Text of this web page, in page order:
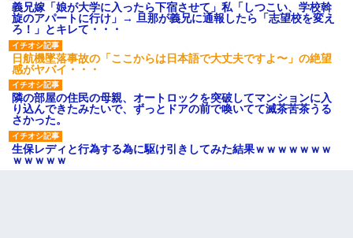
義兄嫁「娘が大学に入ったら下宿させて」私「しつこい、学校斡
旋のアパートに行け」→ 旦那が義兄に通報したら「志望校を変え
ろ！」とキレて・・・
日航機墜落事故の「ここからは日本語で大丈夫ですよ〜」の絶望
感がヤバイ・・・
隣の部屋の住民の母親、オートロックを突破してマンションに入
り込んできたみたいで、ずっとドアの前で喚いてて滅茶苦茶うる
さかった。
生保レディと行為する為に駆け引きしてみた結果ｗｗｗｗｗｗｗ
ｗｗｗｗｗ